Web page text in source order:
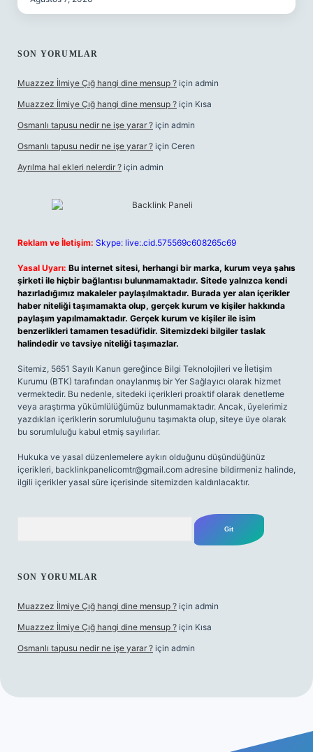
SON YORUMLAR
Muazzez İlmiye Çığ hangi dine mensup ? için admin
Muazzez İlmiye Çığ hangi dine mensup ? için Kısa
Osmanlı tapusu nedir ne işe yarar ? için admin
Osmanlı tapusu nedir ne işe yarar ? için Ceren
Ayrılma hal ekleri nelerdir ? için admin
Reklam ve İletişim: Skype: live:.cid.575569c608265c69
Yasal Uyarı: Bu internet sitesi, herhangi bir marka, kurum veya şahıs
şirketi ile hiçbir bağlantısı bulunmamaktadır. Sitede yalnızca kendi
hazırladığımız makaleler paylaşılmaktadır. Burada yer alan içerikler
haber niteliği taşımamakta olup, gerçek kurum ve kişiler hakkında
paylaşım yapılmamaktadır. Gerçek kurum ve kişiler ile isim
benzerlikleri tamamen tesadüfidir. Sitemizdeki bilgiler taslak
halindedir ve tavsiye niteliği taşımazlar.
Sitemiz, 5651 Sayılı Kanun gereğince Bilgi Teknolojileri ve İletişim
Kurumu (BTK) tarafından onaylanmış bir Yer Sağlayıcı olarak hizmet
vermektedir. Bu nedenle, sitedeki içerikleri proaktif olarak denetleme
veya araştırma yükümlülüğümüz bulunmamaktadır. Ancak, üyelerimiz
yazdıkları içeriklerin sorumluluğunu taşımakta olup, siteye üye olarak
bu sorumluluğu kabul etmiş sayılırlar.
Hukuka ve yasal düzenlemelere aykırı olduğunu düşündüğünüz
içerikleri, backlinkpanelicomtr@gmail.com adresine bildirmeniz halinde,
ilgili içerikler yasal süre içerisinde sitemizden kaldırılacaktır.
SON YORUMLAR
Muazzez İlmiye Çığ hangi dine mensup ? için admin
Muazzez İlmiye Çığ hangi dine mensup ? için Kısa
Osmanlı tapusu nedir ne işe yarar ? için admin
m elexbet